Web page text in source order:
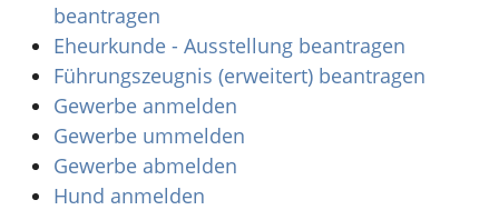
beantragen
Eheurkunde - Ausstellung beantragen
Führungszeugnis (erweitert) beantragen
Gewerbe anmelden
Gewerbe ummelden
Gewerbe abmelden
Hund anmelden